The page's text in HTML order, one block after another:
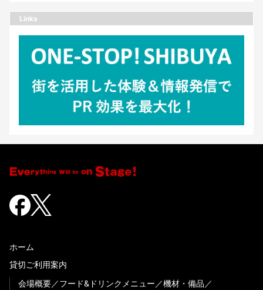
Links
ホーム
貸切ご利用案内
会場概要
フード&ドリンクメニュー
機材・備品